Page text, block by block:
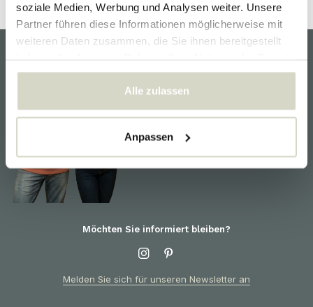
soziale Medien, Werbung und Analysen weiter. Unsere
Partner führen diese Informationen möglicherweise mit
weiteren Daten zusammen, die Sie ihnen bereitgestellt
gesammelt haben.
Alle zulassen
Anpassen
Kundendienst
Wir helfen Ihnen gerne und
Informationen zu Produkten
oder Ihrer Bestellung wenden
Sie sich bitte an den
Kundendienst
Möchten Sie informiert bleiben?
Melden Sie sich für unseren Newsletter an